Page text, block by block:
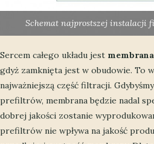
Schemat najprostszej instalacji
Sercem całego układu jest
gdyż zamknięta jest w obudowie. To
najważniejszą część filtracji.
prefiltrów, membrana będzie nadal
dobrej jakości zostanie
prefiltrów nie wpływa na jakość